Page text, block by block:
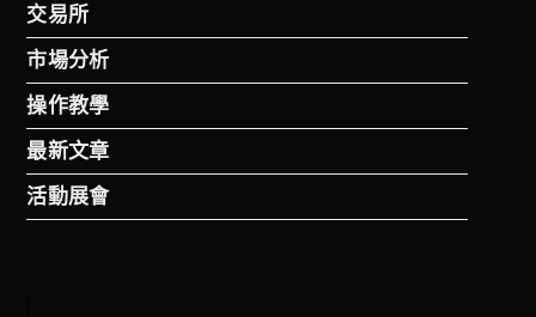
交易所
市場分析
操作教學
最新文章
活動展會